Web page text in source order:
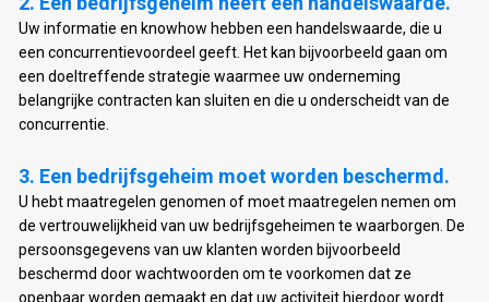
Uw informatie en knowhow hebben een handelswaarde, die u
een concurrentievoordeel geeft. Het kan bijvoorbeeld gaan om
een doeltreffende strategie waarmee uw onderneming
belangrijke contracten kan sluiten en die u onderscheidt van de
concurrentie.
U hebt maatregelen genomen of moet maatregelen nemen om
de vertrouwelijkheid van uw bedrijfsgeheimen te waarborgen. De
persoonsgegevens van uw klanten worden bijvoorbeeld
beschermd door wachtwoorden om te voorkomen dat ze
openbaar worden gemaakt en dat uw activiteit hierdoor wordt